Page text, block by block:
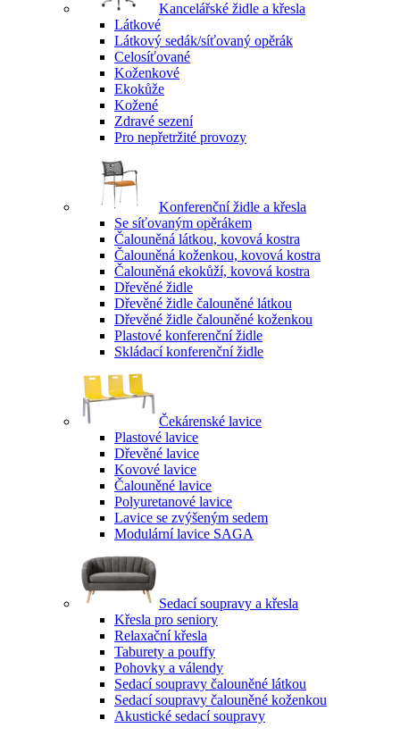
Kancelářské židle a křesla
Látkové
Látkový sedák/síťovaný opěrák
Celosíťované
Koženkové
Ekokůže
Kožené
Zdravé sezení
Pro nepřetržité provozy
Konferenční židle a křesla
Se síťovaným opěrákem
Čalouněná látkou, kovová kostra
Čalouněná koženkou, kovová kostra
Čalouněná ekokůží, kovová kostra
Dřevěné židle
Dřevěné židle čalouněné látkou
Dřevěné židle čalouněné koženkou
Plastové konferenční židle
Skládací konferenční židle
Čekárenské lavice
Plastové lavice
Dřevěné lavice
Kovové lavice
Čalouněné lavice
Polyuretanové lavice
Lavice se zvýšeným sedem
Modulární lavice SAGA
Sedací soupravy a křesla
Křesla pro seniory
Relaxační křesla
Taburety a pouffy
Pohovky a válendy
Sedací soupravy čalouněné látkou
Sedací soupravy čalouněné koženkou
Akustické sedací soupravy